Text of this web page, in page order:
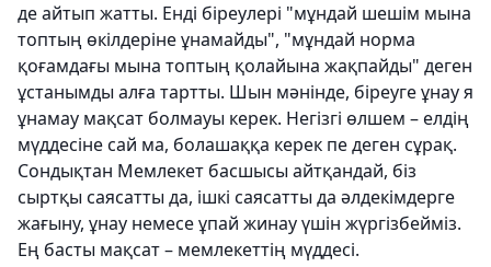
де айтып жатты. Енді біреулері "мұндай шешім мына
топтың өкілдеріне ұнамайды", "мұндай норма
қоғамдағы мына топтың қолайына жақпайды" деген
ұстанымды алға тартты. Шын мәнінде, біреуге ұнау я
ұнамау мақсат болмауы керек. Негізгі өлшем – елдің
мүддесіне сай ма, болашаққа керек пе деген сұрақ.
Сондықтан Мемлекет басшысы айтқандай, біз
сыртқы саясатты да, ішкі саясатты да әлдекімдерге
жағыну, ұнау немесе ұпай жинау үшін жүргізбейміз.
Ең басты мақсат – мемлекеттің мүддесі.